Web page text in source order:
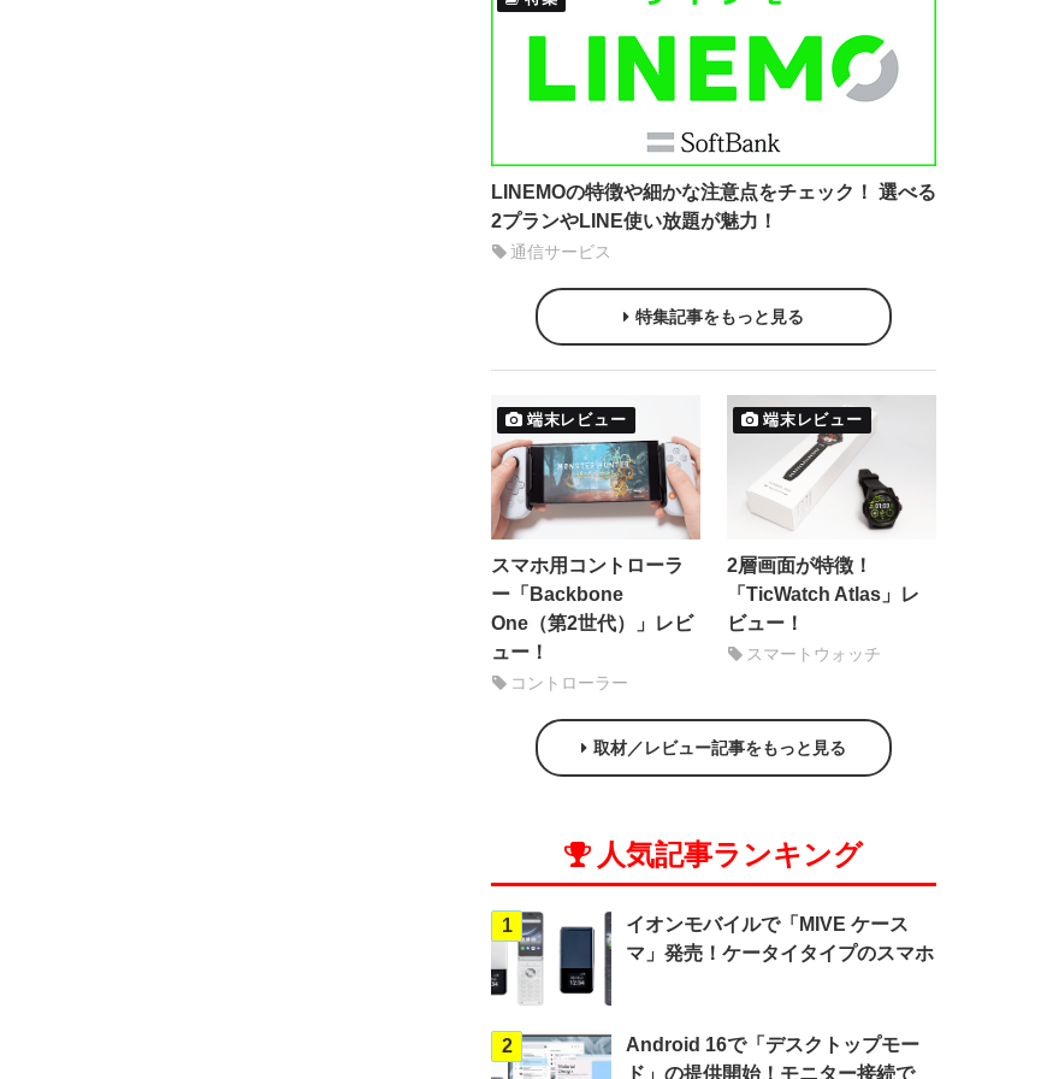
LINEMOの特徴や細かな注意点をチェック！ 選べる
2プランやLINE使い放題が魅力！
通信サービス
特集記事をもっと見る
端末レビュー
スマホ用コントローラ
ー「Backbone
One（第2世代）」レビ
ュー！
コントローラー
端末レビュー
2層画面が特徴！
「TicWatch Atlas」レ
ビュー！
スマートウォッチ
取材／レビュー記事をもっと見る
人気記事ランキング
1
イオンモバイルで「MIVE ケース
マ」発売！ケータイタイプのスマホ
2
Android 16で「デスクトップモー
ド」の提供開始！モニター接続で